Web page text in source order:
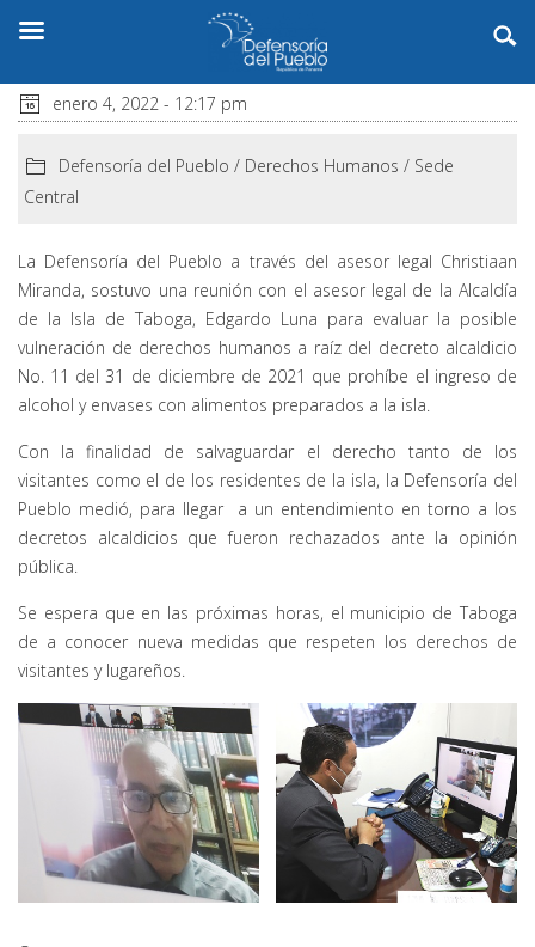
enero 4, 2022 - 12:17 pm
Defensoría del Pueblo / Derechos Humanos / Sede
Central
La Defensoría del Pueblo a través del asesor legal Christiaan
Miranda, sostuvo una reunión con el asesor legal de la Alcaldía
de la Isla de Taboga, Edgardo Luna para evaluar la posible
vulneración de derechos humanos a raíz del decreto alcaldicio
No. 11 del 31 de diciembre de 2021 que prohíbe el ingreso de
alcohol y envases con alimentos preparados a la isla.
Con la finalidad de salvaguardar el derecho tanto de los
visitantes como el de los residentes de la isla, la Defensoría del
Pueblo medió, para llegar a un entendimiento en torno a los
decretos alcaldicios que fueron rechazados ante la opinión
pública.
Se espera que en las próximas horas, el municipio de Taboga
de a conocer nueva medidas que respeten los derechos de
visitantes y lugareños.